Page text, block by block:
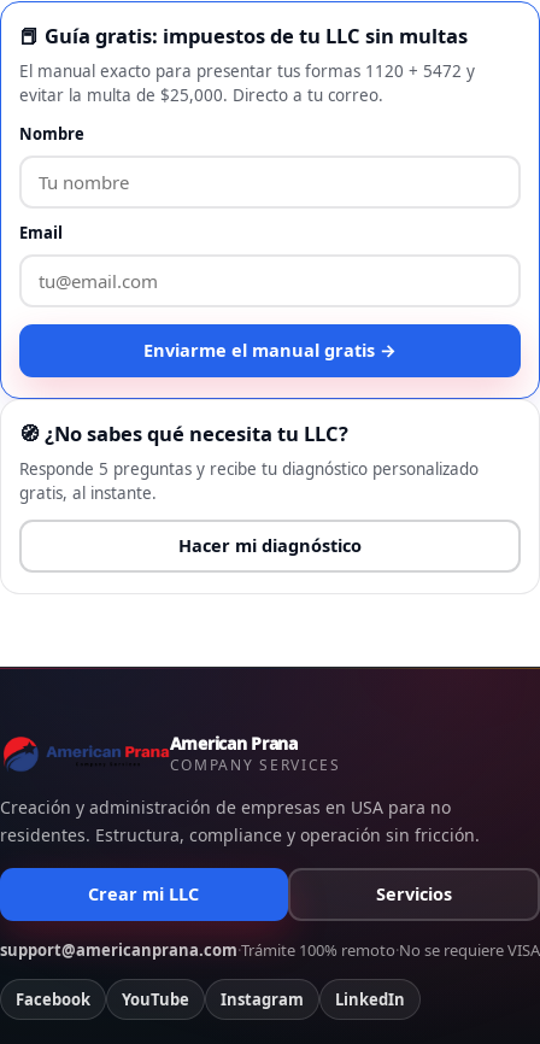
📕 Guía gratis: impuestos de tu LLC sin multas
El manual exacto para presentar tus formas 1120 + 5472 y
evitar la multa de $25,000. Directo a tu correo.
Nombre
Email
Enviarme el manual gratis →
🧭 ¿No sabes qué necesita tu LLC?
Responde 5 preguntas y recibe tu diagnóstico personalizado
gratis, al instante.
Hacer mi diagnóstico
American Prana
COMPANY SERVICES
Creación y administración de empresas en USA para no
residentes. Estructura, compliance y operación sin fricción.
Crear mi LLC Servicios
support@americanprana.com·Trámite 100% remoto·No se requiere VISA
Facebook YouTube Instagram LinkedIn